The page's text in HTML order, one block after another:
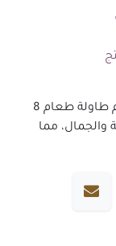
استمتع بتجربة تناول الطعام الفاخرة مع طقم طاولة طعام 8
والجمال، مما